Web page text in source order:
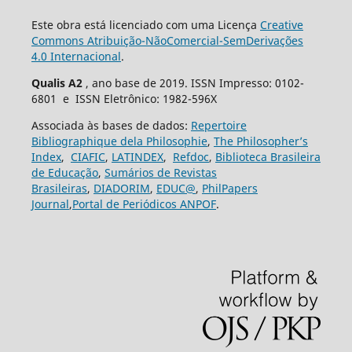
Este obra está licenciado com uma Licença Creative
Commons Atribuição-NãoComercial-SemDerivações
4.0 Internacional.
Qualis A2 , ano base de 2019. ISSN Impresso: 0102-
6801 e ISSN Eletrônico: 1982-596X
Associada às bases de dados: Repertoire
Bibliographique dela Philosophie, The Philosopher’s
Index, CIAFIC, LATINDEX, Refdoc, Biblioteca Brasileira
de Educação, Sumários de Revistas
Brasileiras, DIADORIM, EDUC@, PhilPapers
Journal,Portal de Periódicos ANPOF.